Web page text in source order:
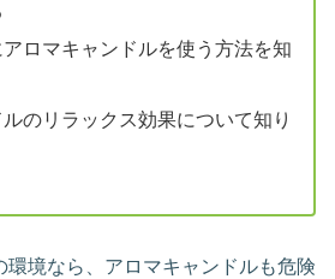
ロマキャンドルを使う方法を知
のリラックス効果について知り
環境なら、アロマキャンドルも危険